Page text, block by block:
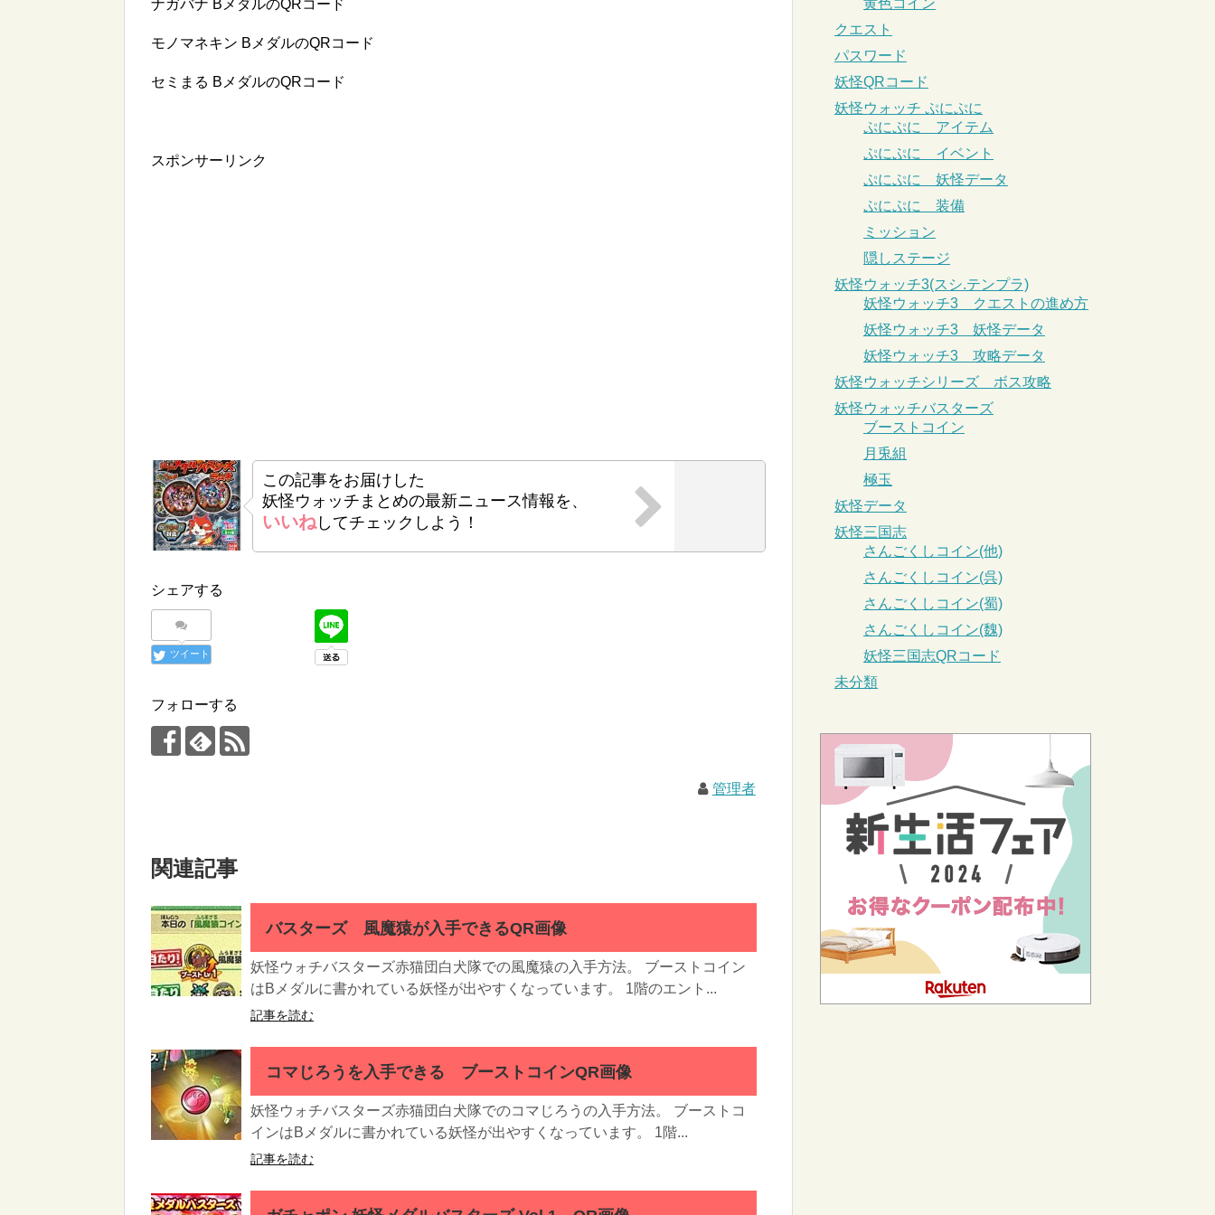
ナガバナ BメダルのQRコード
モノマネキン BメダルのQRコード
セミまる BメダルのQRコード
スポンサーリンク
この記事をお届けした
妖怪ウォッチまとめの最新ニュース情報を、
いいねしてチェックしよう！
シェアする
ツイート
フォローする
管理者
関連記事
バスターズ 風魔猿が入手できるQR画像
妖怪ウォチバスターズ赤猫団白犬隊での風魔猿の入手方法。 ブーストコイン
はBメダルに書かれている妖怪が出やすくなっています。 1階のエント...
記事を読む
コマじろうを入手できる ブーストコインQR画像
妖怪ウォチバスターズ赤猫団白犬隊でのコマじろうの入手方法。 ブーストコ
インはBメダルに書かれている妖怪が出やすくなっています。 1階...
記事を読む
黄色コイン
クエスト
パスワード
妖怪QRコード
妖怪ウォッチ ぷにぷに
ぷにぷに アイテム
ぷにぷに イベント
ぷにぷに 妖怪データ
ぷにぷに 装備
ミッション
隠しステージ
妖怪ウォッチ3(スシ.テンプラ)
妖怪ウォッチ3 クエストの進め方
妖怪ウォッチ3 妖怪データ
妖怪ウォッチ3 攻略データ
妖怪ウォッチシリーズ ボス攻略
妖怪ウォッチバスターズ
ブーストコイン
月兎組
極玉
妖怪データ
妖怪三国志
さんごくしコイン(他)
さんごくしコイン(呉)
さんごくしコイン(蜀)
さんごくしコイン(魏)
妖怪三国志QRコード
未分類